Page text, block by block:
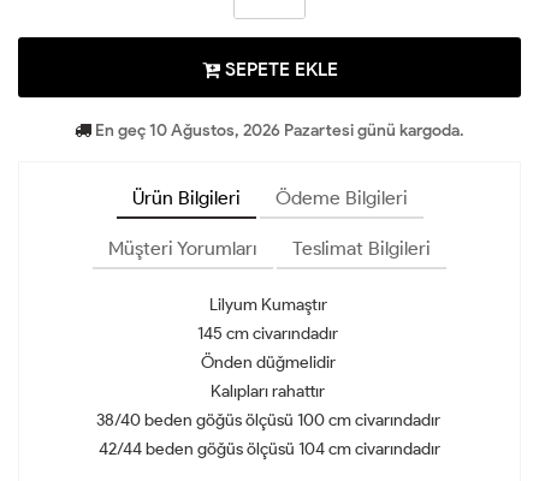
SEPETE EKLE
En geç 10 Ağustos, 2026 Pazartesi günü kargoda.
Ürün Bilgileri Ödeme Bilgileri
Müşteri Yorumları Teslimat Bilgileri
Lilyum Kumaştır
145 cm civarındadır
Önden düğmelidir
Kalıpları rahattır
38/40 beden göğüs ölçüsü 100 cm civarındadır
42/44 beden göğüs ölçüsü 104 cm civarındadır